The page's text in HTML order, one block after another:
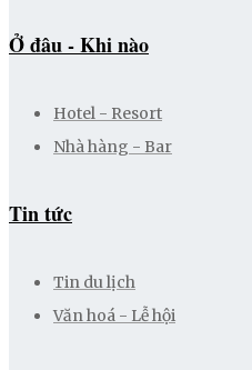
Ở đâu - Khi nào
Hotel - Resort
Nhà hàng - Bar
Tin tức
Tin du lịch
Văn hoá - Lễ hội